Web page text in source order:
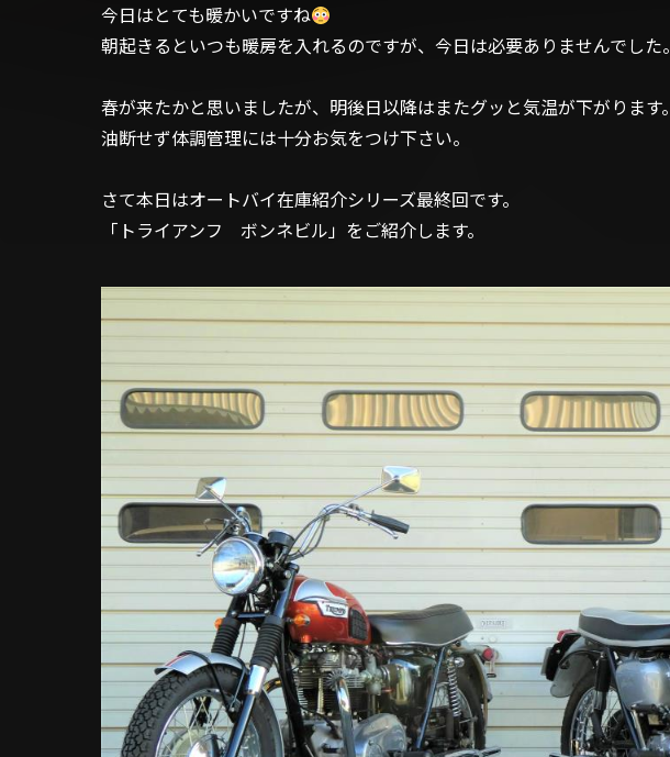
今日はとても暖かいですね
朝起きるといつも暖房を入れるのですが、今日は必要ありませんでした。
春が来たかと思いましたが、明後日以降はまたグッと気温が下がります。
油断せず体調管理には十分お気をつけ下さい。
さて本日はオートバイ在庫紹介シリーズ最終回です。
「トライアンフ ボンネビル」をご紹介します。